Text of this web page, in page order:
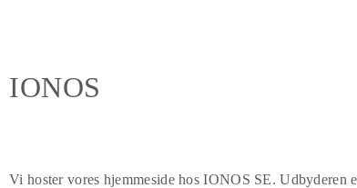
IONOS
Vi hoster vores hjemmeside hos IONOS SE.